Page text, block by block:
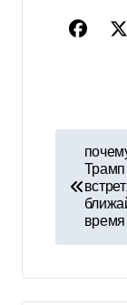
г
Трамп
время